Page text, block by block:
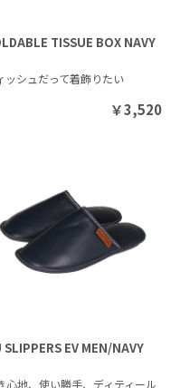
TISSUE BOX NAVY
ッシュだって着飾りたい
￥3,520
SLIPPERS EV MEN/NAVY
心地、使い勝手、ディティール